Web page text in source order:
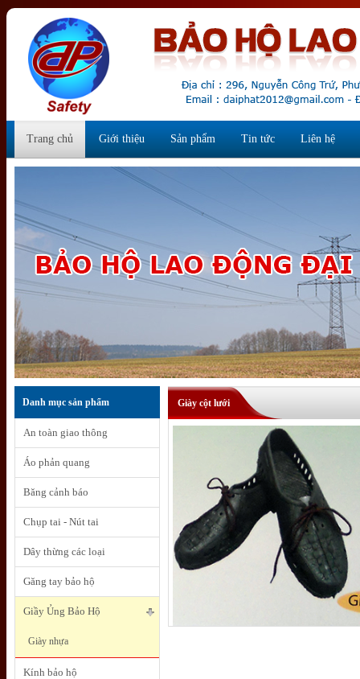
Trang chủ Giới thiệu Sản phẩm Tin tức Liên hệ
Danh mục sản phẩm
An toàn giao thông
Áo phản quang
Băng cảnh báo
Chụp tai - Nút tai
Dây thừng các loại
Găng tay bảo hộ
Giầy Ủng Bảo Hộ
Giày nhựa
Kính bảo hộ
Giày cột lưới